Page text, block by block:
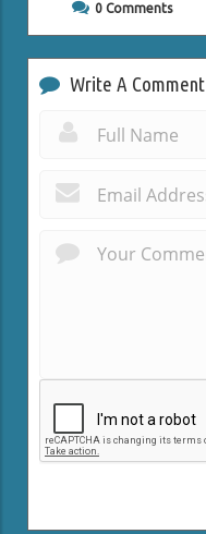
0 Comments
Write A Comment